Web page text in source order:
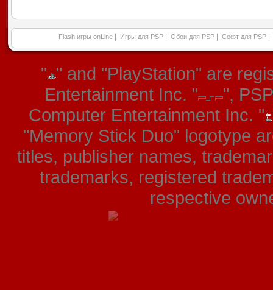
Flash игры onLine Игры для PSP Обои для PSP Софт для PSP
" " and "PlayStation" are
Entertainment Inc. "
",
Computer Entertainment Inc. "
"Memory Stick Duo" logotype
titles, publisher names,
trademarks, registered
respective